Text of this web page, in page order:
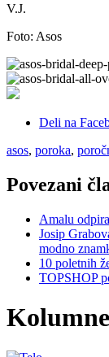
V.J.
Foto: Asos
Deli na
asos, poroka,
Povezani
Amalu
Josip
modno
10 poletnih
TOPSHOP
Kolumne